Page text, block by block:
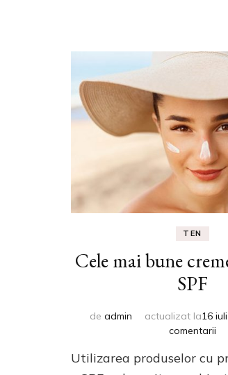
TEN
Cele mai bune
SPF
deadmin actualizat la16
comentariila
Utilizarea produselor cu